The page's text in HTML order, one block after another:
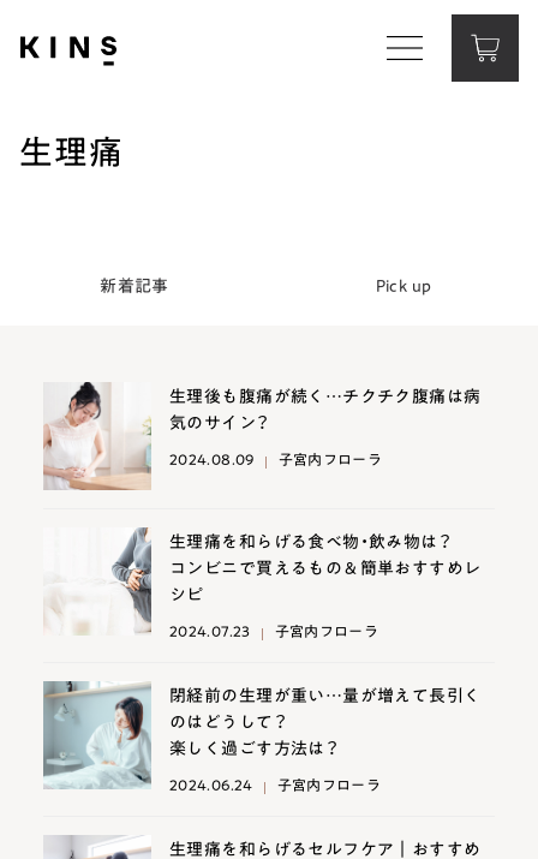
生理痛
新着記事 Pick up
2024.08.09 子宮内フローラ
生理後も腹痛が続く…チクチク腹痛は病
気のサイン？
2024.07.23 子宮内フローラ
生理痛を和らげる食べ物・飲み物は？
コンビニで買えるもの＆簡単おすすめレ
シピ
2024.06.24 子宮内フローラ
閉経前の生理が重い…量が増えて長引く
のはどうして？
楽しく過ごす方法は？
生理痛を和らげるセルフケア｜おすすめ